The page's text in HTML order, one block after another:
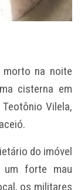
na noite
cisterna em
Vilela,
do imóvel
um forte mau
os militares